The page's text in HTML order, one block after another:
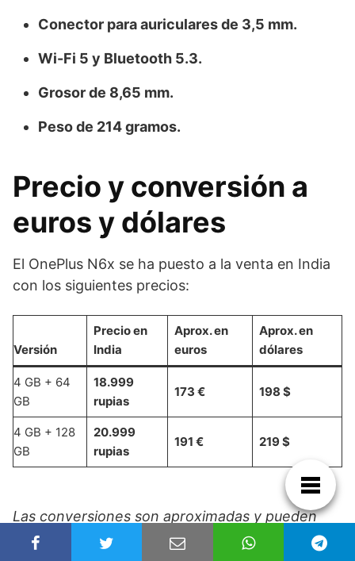
Conector para auriculares de 3,5 mm.
Wi-Fi 5 y Bluetooth 5.3.
Grosor de 8,65 mm.
Peso de 214 gramos.
Precio y conversión a
euros y dólares
El OnePlus N6x se ha puesto a la venta en India
con los siguientes precios:
Versión
Precio en
India
Aprox. en
euros
Aprox. en
dólares
4 GB + 64
GB
18.999
rupias
173 € 198 $
4 GB + 128
GB
20.999
rupias
191 € 219 $
Las conversiones son aproximadas y pueden
variar según el tipo de cambio del momento.